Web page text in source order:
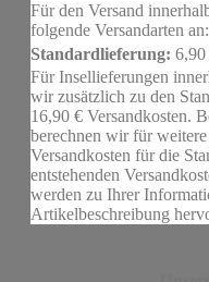
Für den Versand
folgende Versandarten an:
Standardlieferung: 6,90
Für Insellieferungen
wir zusätzlich zu den
16,90 € Versandkosten.
berechnen wir für
Versandkosten für die
entstehenden
werden zu Ihrer
Artikelbeschreibung